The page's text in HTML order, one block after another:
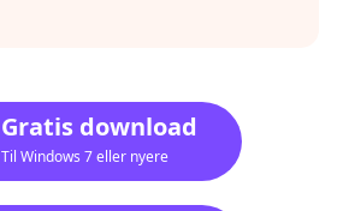
Gratis download
Til Windows 7 eller nyere